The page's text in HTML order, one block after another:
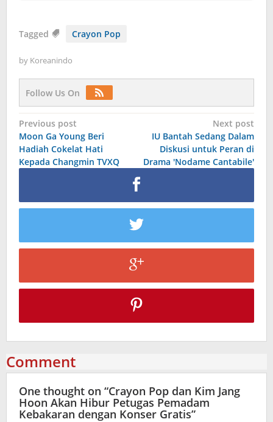
Tagged Crayon Pop
by Koreanindo
Follow Us On
Post
navigation
Previous post
Moon Ga Young Beri
Hadiah Cokelat Hati
Kepada Changmin TVXQ
Next post
IU Bantah Sedang Dalam
Diskusi untuk Peran di
Drama 'Nodame Cantabile'
Comment
One thought on “Crayon Pop dan Kim Jang
Hoon Akan Hibur Petugas Pemadam
Kebakaran dengan Konser Gratis”